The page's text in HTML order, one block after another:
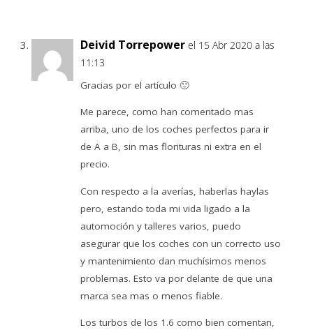
Deivid Torrepower el 15 Abr 2020 a las
11:13
Gracias por el artículo 🙂
Me parece, como han comentado mas
arriba, uno de los coches perfectos para ir
de A a B, sin mas florituras ni extra en el
precio.
Con respecto a la averías, haberlas haylas
pero, estando toda mi vida ligado a la
automoción y talleres varios, puedo
asegurar que los coches con un correcto uso
y mantenimiento dan muchísimos menos
problemas. Esto va por delante de que una
marca sea mas o menos fiable.
Los turbos de los 1.6 como bien comentan,